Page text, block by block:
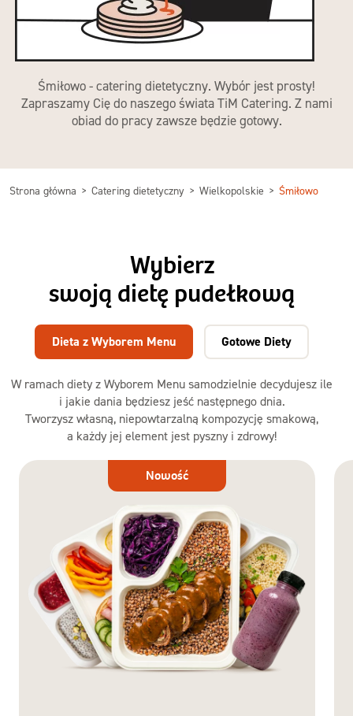
Śmiłowo - catering dietetyczny. Wybór jest prosty!
Zapraszamy Cię do naszego świata TiM Catering. Z nami
obiad do pracy zawsze będzie gotowy.
Strona główna Catering dietetyczny Wielkopolskie Śmiłowo
Wybierz
swoją dietę pudełkową
W ramach diety z Wyborem Menu samodzielnie decydujesz ile
i jakie dania będziesz jeść następnego dnia.
Tworzysz własną, niepowtarzalną kompozycję smakową,
a każdy jej element jest pyszny i zdrowy!
Dieta z Wyborem Menu Gotowe Diety
Dieta
Nowość